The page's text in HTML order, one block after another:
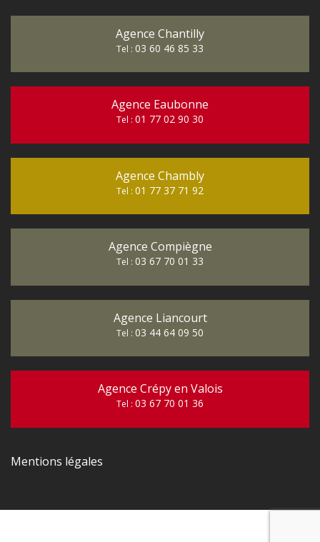
Agence Chantilly
Tel : 03 60 46 85 33
Agence Eaubonne
Tel : 01 77 02 90 30
Agence Chambly
Tel : 01 77 37 71 92
Agence Compiègne
Tel : 03 67 70 01 33
Agence Liancourt
Tel : 03 44 64 09 50
Agence Crépy en Valois
Tel : 03 67 70 01 36
Mentions légales